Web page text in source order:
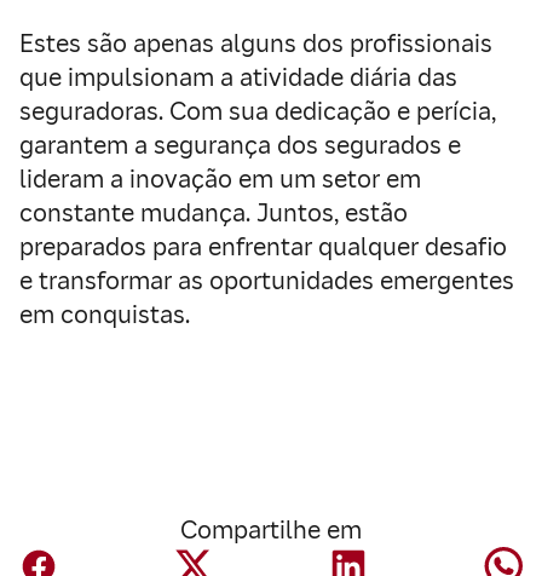
Estes são apenas alguns dos profissionais
que impulsionam a atividade diária das
seguradoras. Com sua dedicação e perícia,
garantem a segurança dos segurados e
lideram a inovação em um setor em
constante mudança. Juntos, estão
preparados para enfrentar qualquer desafio
e transformar as oportunidades emergentes
em conquistas.
Compartilhe em